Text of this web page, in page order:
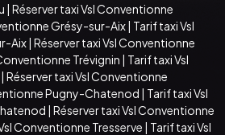
| Réserver taxi Vsl Conventionne
Grésy-sur-Aix| Tarif taxi Vsl
Aix| Réserver taxi Vsl Conventionne
Trévignin | Tarif taxi Vsl
| Réserver taxi Vsl Conventionne
Pugny-Chatenod | Tarif taxi Vsl
| Réserver taxi Vsl Conventionne
Conventionne Tresserve | Tarif taxi Vsl